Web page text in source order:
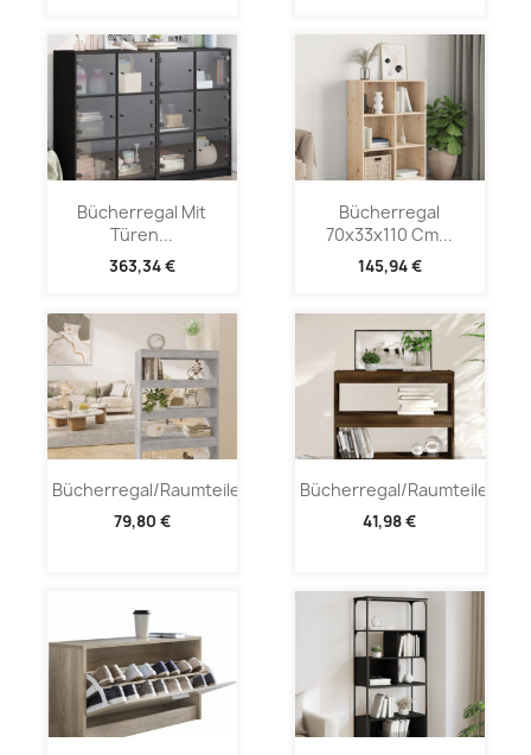
Bücherregal Mit
Türen...
363,34 €
Bücherregal
70x33x110 Cm...
145,94 €
Bücherregal/Raumteiler...
79,80 €
Bücherregal/Raumteiler...
41,98 €